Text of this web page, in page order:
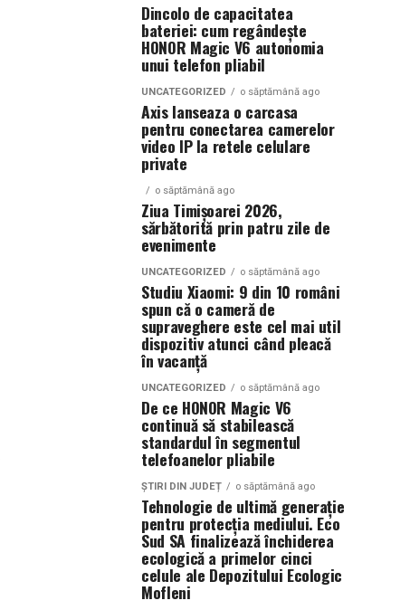
Dincolo de capacitatea
bateriei: cum regândește
HONOR Magic V6 autonomia
unui telefon pliabil
UNCATEGORIZED o săptămână ago
Axis lanseaza o carcasa
pentru conectarea camerelor
video IP la retele celulare
private
o săptămână ago
Ziua Timișoarei 2026,
sărbătorită prin patru zile de
evenimente
UNCATEGORIZED o săptămână ago
Studiu Xiaomi: 9 din 10 români
spun că o cameră de
supraveghere este cel mai util
dispozitiv atunci când pleacă
în vacanță
UNCATEGORIZED o săptămână ago
De ce HONOR Magic V6
continuă să stabilească
standardul în segmentul
telefoanelor pliabile
ȘTIRI DIN JUDEȚ o săptămână ago
Tehnologie de ultimă generație
pentru protecția mediului. Eco
Sud SA finalizează închiderea
ecologică a primelor cinci
celule ale Depozitului Ecologic
Mofleni